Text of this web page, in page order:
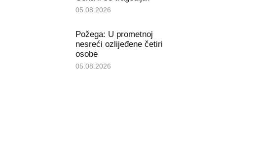
05.08.2026
Požega: U prometnoj
nesreći ozlijeđene četiri
osobe
05.08.2026